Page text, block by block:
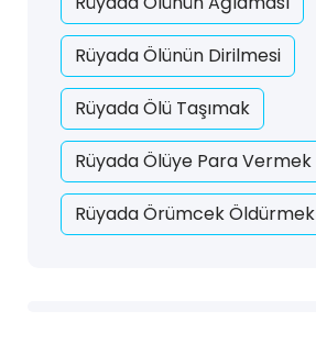
Rüyada Ölünün Dirilmesi
Rüyada Ölü Taşımak
Rüyada Ölüye Para Vermek
Rüyada Örümcek Öldürmek